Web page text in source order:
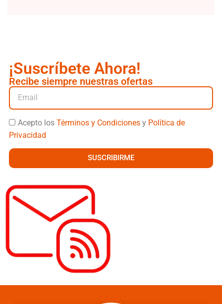
¡Suscríbete Ahora!
Recibe siempre nuestras ofertas
Acepto los Términos y Condicionesy Política de
Privacidad
SUSCRIBIRME